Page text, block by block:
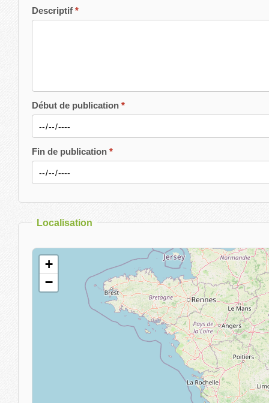
Descriptif
Début de publication
Fin de publication
Localisation
+
−